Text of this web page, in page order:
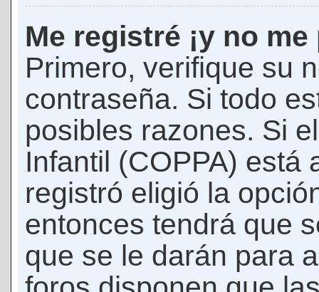
Me registré ¡y no
Primero, verifique su
contraseña. Si todo
posibles razones. Si
Infantil (COPPA) está
registró eligió la
entonces tendrá que
que se le darán para